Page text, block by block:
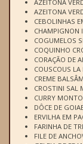
AZEITONA
AZEITONA
CEBOLINHAS
CHAMPIGNON
COGUMELOS
COQUINHO
CORAÇÃO DE
COUSCOUS LA
CREME
CROSTINI SAL
CURRY
DÔCE DE
ERVILHA EM
FARINHA DE
FILE DE